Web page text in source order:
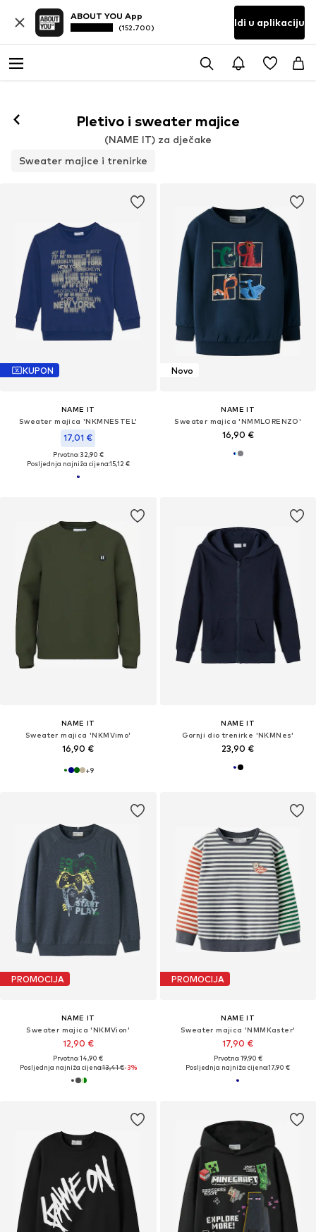
ABOUT YOU App
(152.700) Idi u aplikaciju
Pletivo i sweater majice
(NAME IT) za dječake
Sweater majice i trenirke
KUPON
NAME IT
Sweater majica 'NKMNESTEL'
17,01 €
Prvotno: 32,90 €
Posljednja najniža cijena:15,12 €
Novo
NAME IT
Sweater majica 'NMMLORENZO'
16,90 €
NAME IT
Sweater majica 'NKMVimo'
16,90 €
+9
NAME IT
Gornji dio trenirke 'NKMNes'
23,90 €
PROMOCIJA
NAME IT
Sweater majica 'NKMVion'
12,90 €
Prvotno: 14,90 €
Posljednja najniža cijena:13,41 €-3%
PROMOCIJA
NAME IT
Sweater majica 'NMMKaster'
17,90 €
Prvotno: 19,90 €
Posljednja najniža cijena:17,90 €